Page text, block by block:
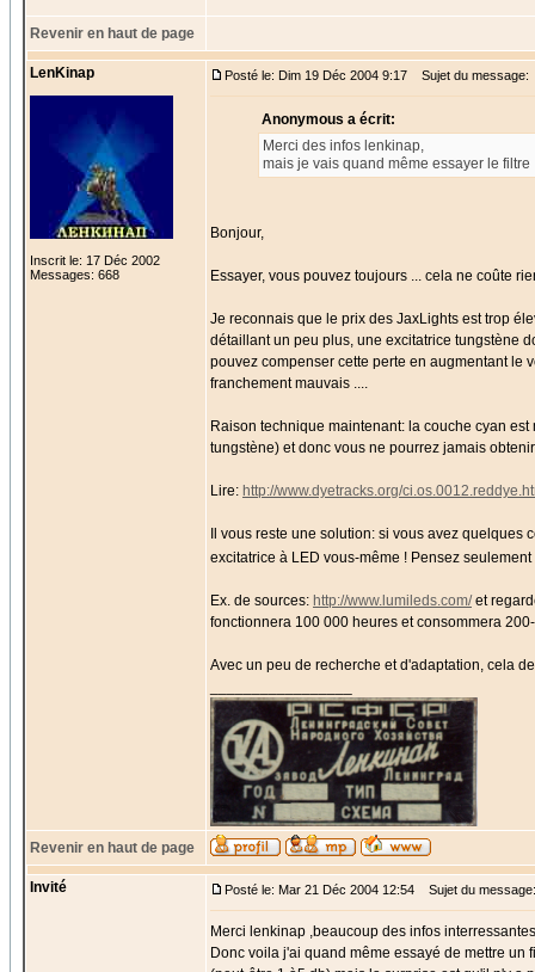
Revenir en haut de page
LenKinap
Inscrit le: 17 Déc 2002
Messages: 668
Posté le: Dim 19 Déc 2004 9:17 Sujet du message:
Anonymous a écrit:
Merci des infos lenkinap,
mais je vais quand même essayer le
Bonjour,
Essayer, vous pouvez toujours ... cela ne coûte
Je reconnais que le prix des JaxLights est trop
détaillant un peu plus, une excitatrice tungstène
pouvez compenser cette perte en augmentant le
franchement mauvais ....
Raison technique maintenant: la couche cyan
tungstène) et donc vous ne pourrez jamais
Lire: http://www.dyetracks.org/
Il vous reste une solution: si vous avez
excitatrice à LED vous-même ! Pensez
Ex. de sources: http://www.lumileds.com/et
fonctionnera 100 000 heures et consommera
Avec un peu de recherche et d'adaptation, cela
Revenir en haut de page
Invité Posté le: Mar 21 Déc 2004 12:54 Sujet du message:
Merci lenkinap ,beaucoup des infos
Donc voila j'ai quand même essayé de mettre